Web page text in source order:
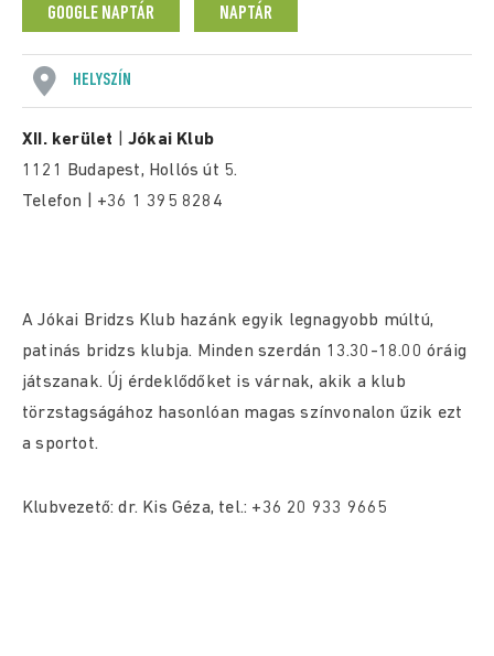
GOOGLE NAPTÁR NAPTÁR
HELYSZÍN
XII. kerület |Jókai Klub
1121 Budapest, Hollós út 5.
Telefon | +36 1 395 8284
A Jókai Bridzs Klub hazánk egyik legnagyobb múltú,
patinás bridzs klubja. Minden szerdán 13.30-18.00 óráig
játszanak. Új érdeklődőket is várnak, akik a klub
törzstagságához hasonlóan magas színvonalon űzik ezt
a sportot.
Klubvezető: dr. Kis Géza, tel.: +36 20 933 9665